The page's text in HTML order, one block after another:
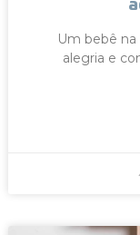
Um bebê
alegria e